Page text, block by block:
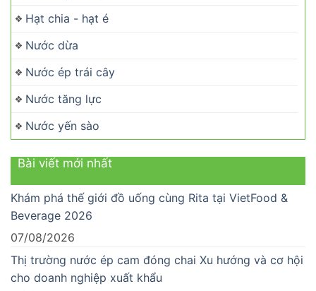
Hạt chia - hạt é
Nước dừa
Nước ép trái cây
Nước tăng lực
Nước yến sào
Bài viết mới nhất
Khám phá thế giới đồ uống cùng Rita tại VietFood &
Beverage 2026
07/08/2026
Thị trường nước ép cam đóng chai Xu hướng và cơ hội
cho doanh nghiệp xuất khẩu